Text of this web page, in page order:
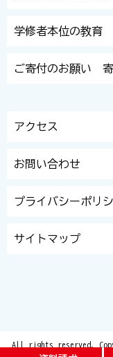
学修者本位の教育
ご寄付のお願い
アクセス
お問い合わせ
プライバシーポリ
サイトマップ
All rights reserved.